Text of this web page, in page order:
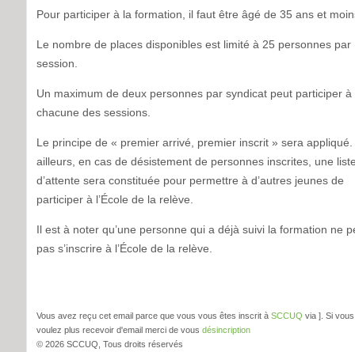
Pour participer à la formation, il faut être âgé de 35 ans et
Le nombre de places disponibles est limité à 25 personnes par
session.
Un maximum de deux personnes par syndicat peut participer à
chacune des sessions.
Le principe de « premier arrivé, premier inscrit » sera appliqué.
ailleurs, en cas de désistement de personnes inscrites, une
d’attente sera constituée pour permettre à d’autres jeunes de
participer à l’École de la relève.
Il est à noter qu’une personne qui a déjà suivi la formation ne
pas s’inscrire à l’École de la relève.
Vous avez reçu cet email parce que vous vous êtes inscrit à SCCUQ via ]. Si
voulez plus recevoir d'email merci de vous désincription
© 2026 SCCUQ, Tous droits réservés